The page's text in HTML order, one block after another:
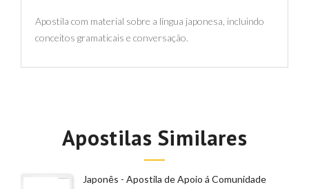
Apostila com material sobre a língua japonesa, incluindo
conceitos gramaticais e conversação.
Apostilas Similares
Japonês - Apostila de Apoio á Comunidade